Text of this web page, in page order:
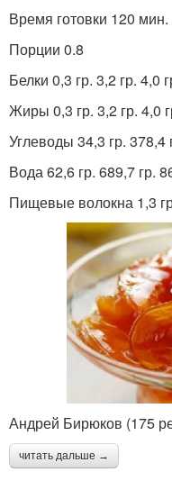
Время готовки 120
Порции 0.8
Белки 0,3 гр. 3,2 гр. 4,0
Жиры 0,3 гр. 3,2 гр. 4,0
Углеводы 34,3 гр. 378,4
Вода 62,6 гр. 689,7 гр.
Пищевые волокна 1,3
Андрей Бирюков (175
читать дальше →